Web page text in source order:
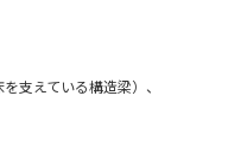
支えている構造梁）、